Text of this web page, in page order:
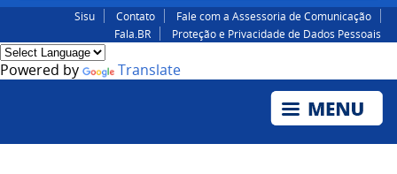
Sisu Contato
Fale com a Assessoria de Comunicação
Fala.BR
Proteção e Privacidade de Dados Pessoais
Powered by Translate